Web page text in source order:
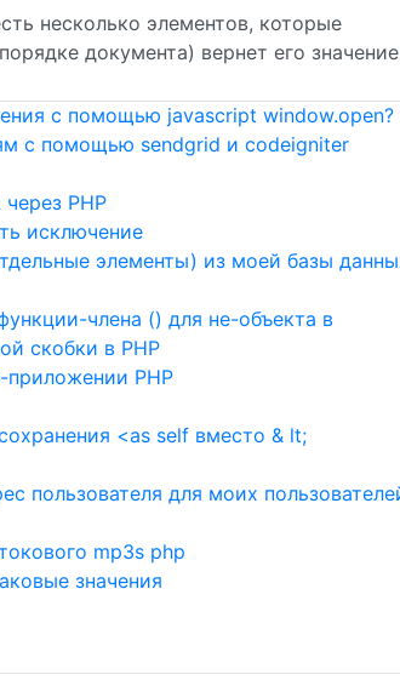
несколько элементов, которые
документа) вернет его
с помощью javascript window.open?
с помощью sendgrid и codeigniter
PHP
исключение
элементы) из моей базы
члена () для не-объекта в
скобки в PHP
приложении PHP
<as self вместо & lt;
пользователя для моих
mp3s php
значения